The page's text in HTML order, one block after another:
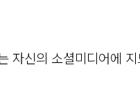
자신의 소셜미디어에